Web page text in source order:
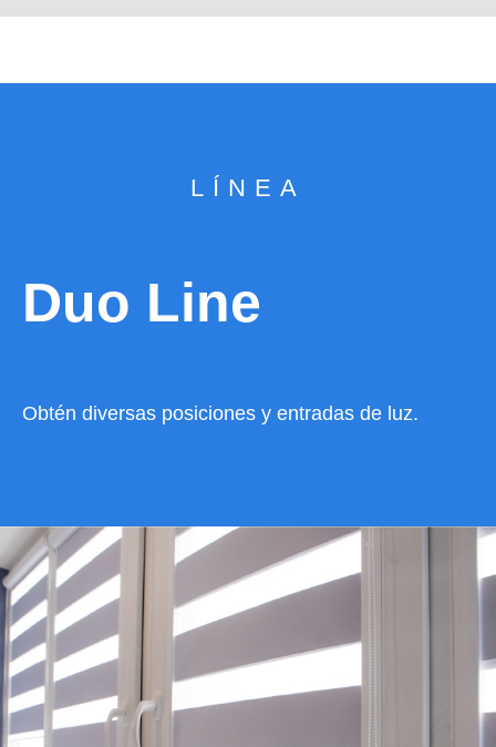
LÍNEA
Duo Line
Obtén diversas posiciones y entradas de luz.